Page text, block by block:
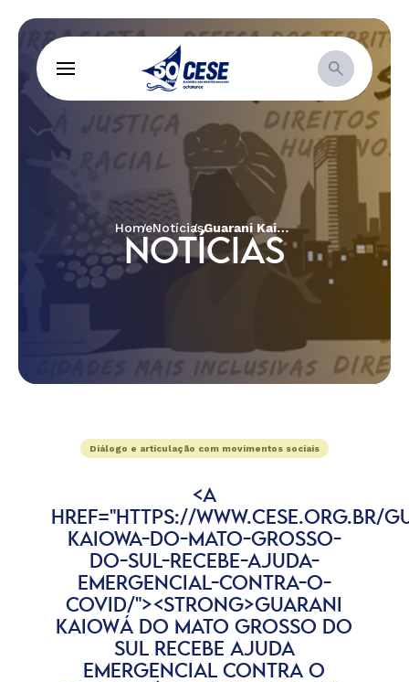
HomeNotícias Guarani Kaiowá do Mato Grosso do Sul recebe ajuda emergencial contra o coronavírus
NOTÍCIAS
Diálogo e articulação com movimentos sociais
<A
HREF="HTTPS://WWW.CESE.ORG.BR/
KAIOWA-DO-MATO-GROSSO-
DO-SUL-RECEBE-AJUDA-
EMERGENCIAL-CONTRA-O-
COVID/"><STRONG>GUARANI
KAIOWÁ DO MATO GROSSO DO
SUL RECEBE AJUDA
EMERGENCIAL CONTRA O